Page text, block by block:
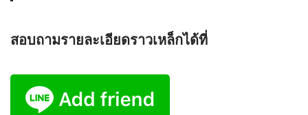
สอบถามรายละเอียดราวเหล็กได้ที่